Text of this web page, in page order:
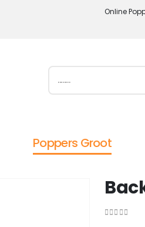
Online
Poppers Groot